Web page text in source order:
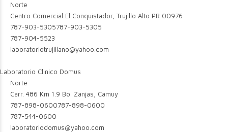
Norte
Centro Comercial El Conquistador, Trujillo Alto PR 00976
787-903-5305787-903-5305
787-904-5523
laboratoriotrujillano@yahoo.com
Laboratorio Clinico Domus
Norte
Carr. 486 Km 1.9 Bo. Zanjas, Camuy
787-898-0600787-898-0600
787-544-0600
laboratoriodomus@yahoo.com